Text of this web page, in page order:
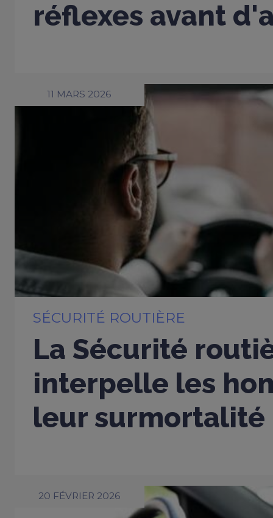
réflexes avant
11 MARS 2026
SÉCURITÉ ROUTIÈRE
La Sécurité
interpelle les
leur
20 FÉVRIER 2026